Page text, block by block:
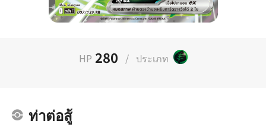
HP 280 / ประเภท
ท่าต่อสู้